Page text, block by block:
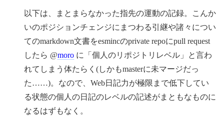
以下は、まとまらなかった指先の運動の記録。こんか
いのポジションチェンジにまつわる引継や諸々につい
てのmarkdown文書をesmincのprivate repoにpull request
したら @moro に「個人のリポジトリレベル」と言わ
れてしまう体たらく(しかもmasterに未マージだっ
た……)。なので、Web日記力が極限まで低下してい
る状態の個人の日記のレベルの記述がまともなものに
なるはずもなく。